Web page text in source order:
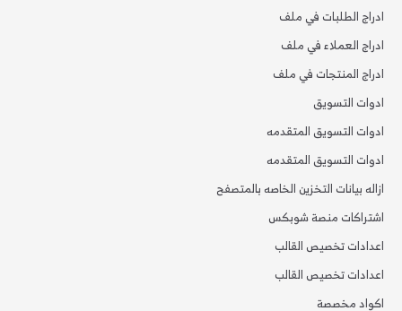
ادراج الطلبات في ملف
ادراج العملاء في ملف
ادراج المنتجات في ملف
ادوات التسويق
ادوات التسويق المتقدمه
ادوات التسويق المتقدمه
ازاله بيانات التخزين الخاصه بالمتصفح
اشتراكات منصة شوبكس
اعدادات تخصيص القالب
اعدادات تخصيص القالب
اكواد مخصصة